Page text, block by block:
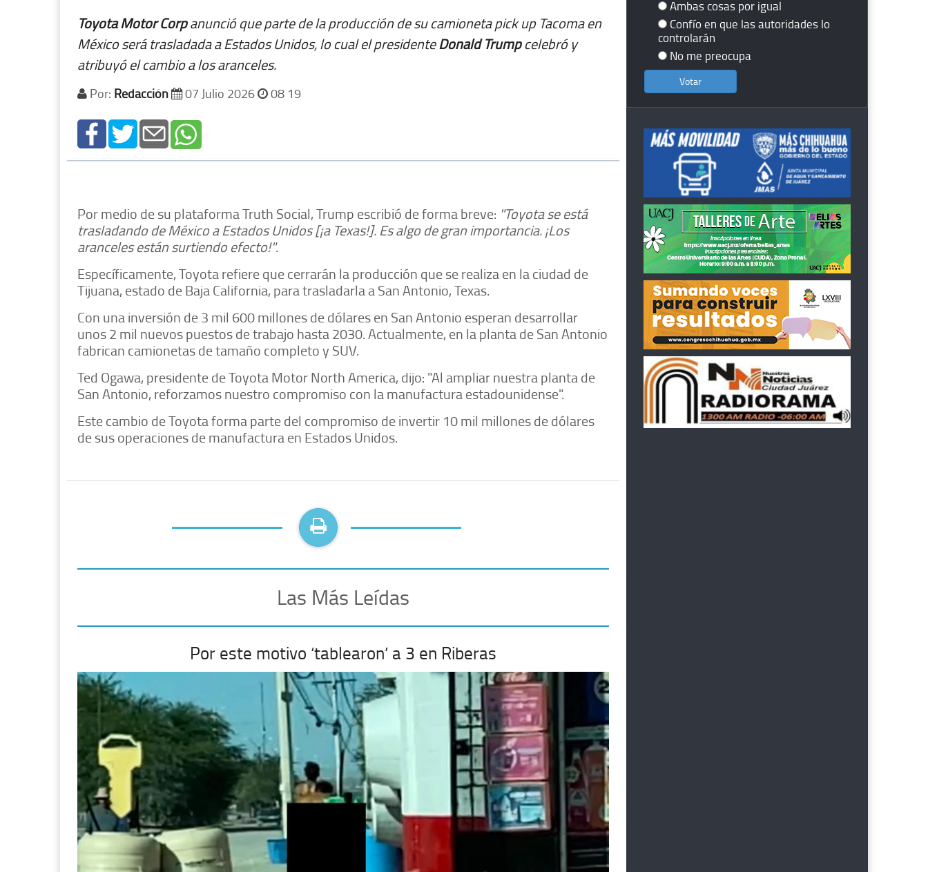
Toyota Motor Corpanunció que parte de la producción de su camioneta pick up Tacoma en
México será trasladada a Estados Unidos, lo cual el presidenteDonald Trumpcelebró y
atribuyó el cambio a los aranceles.
Por: Redacción 07 Julio 2026 08 19
Por medio de su plataforma Truth Social, Trump escribió de forma breve: "Toyota se está
trasladando de México a Estados Unidos [¡a Texas!]. Es algo de gran importancia. ¡Los
aranceles están surtiendo efecto!".
Específicamente, Toyota refiere que cerrarán la producción que se realiza en la ciudad de
Tijuana, estado de Baja California, para trasladarla a San Antonio, Texas.
Con una inversión de 3 mil 600 millones de dólares en San Antonio esperan desarrollar
unos 2 mil nuevos puestos de trabajo hasta 2030. Actualmente, en la planta de San Antonio
fabrican camionetas de tamaño completo y SUV.
Ted Ogawa, presidente de Toyota Motor North America, dijo: "Al ampliar nuestra planta de
San Antonio, reforzamos nuestro compromiso con la manufactura estadounidense".
Este cambio de Toyota forma parte del compromiso de invertir 10 mil millones de dólares
de sus operaciones de manufactura en Estados Unidos.
Las Más Leídas
Por este motivo ‘tablearon’ a 3 en Riberas
Ambas cosas por igual
Confío en que las autoridades lo
controlarán
No me preocupa